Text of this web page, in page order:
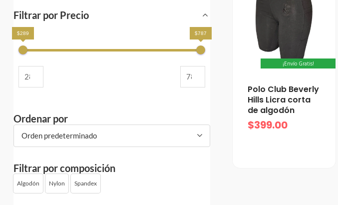
Filtrar por Precio
$289 $787
Ordenar por
Orden predeterminado
Filtrar por composición
Algodón Nylon Spandex
¡Envío Gratis!
Polo Club Beverly
Hills Licra corta
de algodón
$399.00